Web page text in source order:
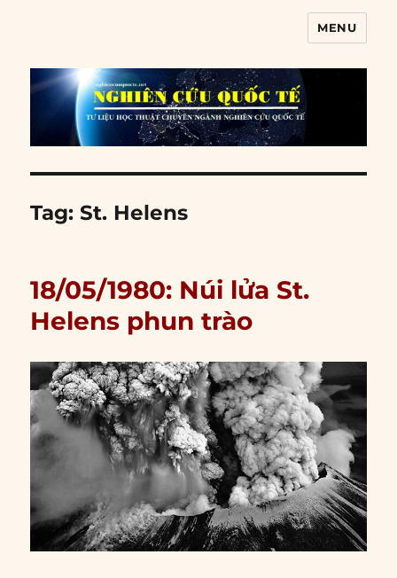
MENU
Tag:St. Helens
18/05/1980: Núi lửa St.
Helens phun trào